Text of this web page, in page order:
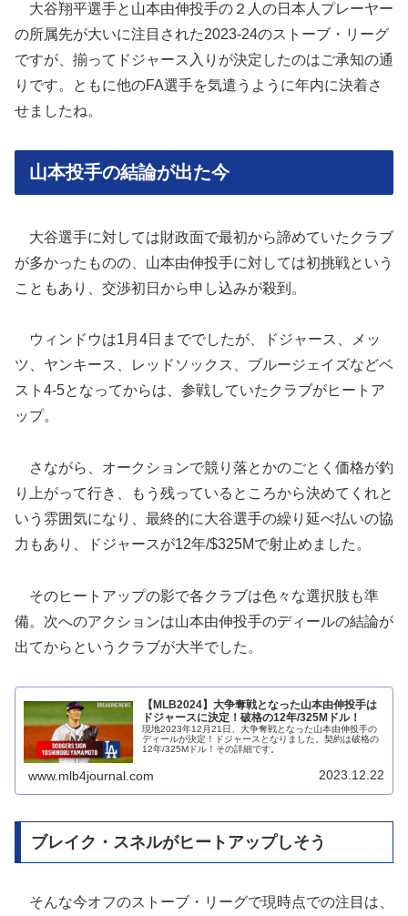
大谷翔平選手と山本由伸投手の２人の日本人プレーヤー
の所属先が大いに注目された2023-24のストーブ・リーグ
ですが、揃ってドジャース入りが決定したのはご承知の通
りです。ともに他のFA選手を気遣うように年内に決着さ
せましたね。
山本投手の結論が出た今
大谷選手に対しては財政面で最初から諦めていたクラブ
が多かったものの、山本由伸投手に対しては初挑戦という
こともあり、交渉初日から申し込みが殺到。
ウィンドウは1月4日まででしたが、ドジャース、メッ
ツ、ヤンキース、レッドソックス、ブルージェイズなどベ
スト4-5となってからは、参戦していたクラブがヒートア
ップ。
さながら、オークションで競り落とかのごとく価格が釣
り上がって行き、もう残っているところから決めてくれと
いう雰囲気になり、最終的に大谷選手の繰り延べ払いの協
力もあり、ドジャースが12年/$325Mで射止めました。
そのヒートアップの影で各クラブは色々な選択肢も準
備。次へのアクションは山本由伸投手のディールの結論が
出てからというクラブが大半でした。
【MLB2024】大争奪戦となった山本由伸投手は
ドジャースに決定！破格の12年/325Mドル！
現地2023年12月21日、大争奪戦となった山本由伸投手の
ディールが決定！ドジャースとなりました。契約は破格の
12年/325Mドル！その詳細です。
www.mlb4journal.com 2023.12.22
ブレイク・スネルがヒートアップしそう
そんな今オフのストーブ・リーグで現時点での注目は、